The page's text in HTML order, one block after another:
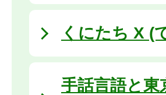
くにたち X (
手話言語と